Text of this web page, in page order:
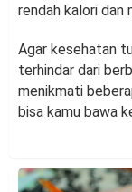
rendah kalori dan
Agar kesehatan
terhindar dari
menikmati
bisa kamu bawa